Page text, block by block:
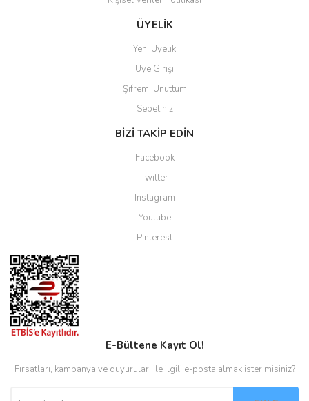
Gönder
ÜYELİK
Yeni Üyelik
Üye Girişi
Şifremi Unuttum
Sepetiniz
BİZİ TAKİP EDİN
Facebook
Twitter
Instagram
Youtube
Pinterest
E-Bültene Kayıt Ol!
Fırsatları, kampanya ve duyuruları ile ilgili e-posta almak ister misiniz?